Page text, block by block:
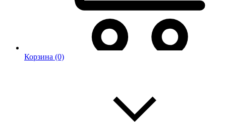
Корзина (0)